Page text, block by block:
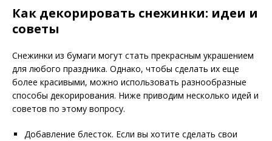
Как декорировать снежинки: идеи и
советы
Снежинки из бумаги могут стать прекрасным украшением
для любого праздника. Однако, чтобы сделать их еще
более красивыми, можно использовать разнообразные
способы декорирования. Ниже приводим несколько идей и
советов по этому вопросу.
Добавление блесток. Если вы хотите сделать свои